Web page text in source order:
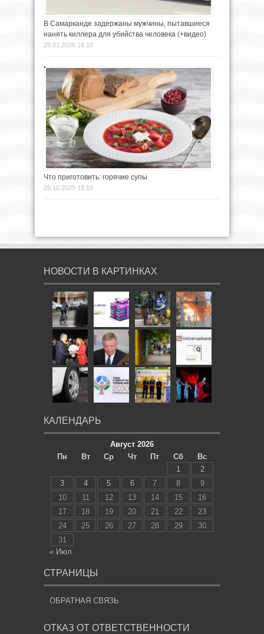
В Самарканде задержаны мужчины, пытавшиеся
нанять киллера для убийства человека (+видео)
29.01.2026 16:10
Что приготовить: горячие супы
25.10.2025 15:10
НОВОСТИ В КАРТИНКАХ
КАЛЕНДАРЬ
Август 2026
Пн
Вт Ср Чт Пт Сб
Вс
1
2
3
4 5 6 7 8
9
10
11 12 13 14 15
16
17
18 19 20 21 22
23
24
25 26 27 28 29
30
31
« Июл
СТРАНИЦЫ
ОБРАТНАЯ СВЯЗЬ
ОТКАЗ ОТ ОТВЕТСТВЕННОСТИ